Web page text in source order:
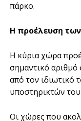
πάρκο.
Η προέλευση
Η κύρια χώρα
σημαντικό
από τον ιδιωτικό
υποστηρικτών
Οι χώρες που